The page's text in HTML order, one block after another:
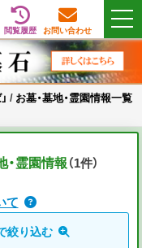
うば」
閲覧履歴 お問い合わせ
/ お墓・墓地・霊園情報一覧
・霊園情報（1件）
て
絞り込む